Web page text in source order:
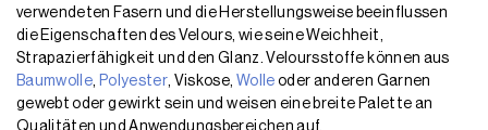
verwendeten Fasern und die Herstellungsweise beeinflussen
die Eigenschaften des Velours, wie seine Weichheit,
Strapazierfähigkeit und den Glanz. Veloursstoffe können aus
Baumwolle, Polyester, Viskose, Wolle oder anderen Garnen
gewebt oder gewirkt sein und weisen eine breite Palette an
Qualitäten und Anwendungsbereichen auf.